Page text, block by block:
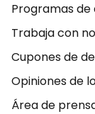
Programas
Trabaja con
Cupones de
Opiniones de
Área de